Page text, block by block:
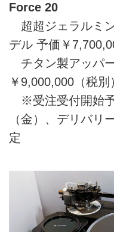
Force 20
超超ジェラルミ
デル 予価￥
チタン製アッパ
￥9,000,000（税別
※受注受付開始予
（金）、デリバリ
定